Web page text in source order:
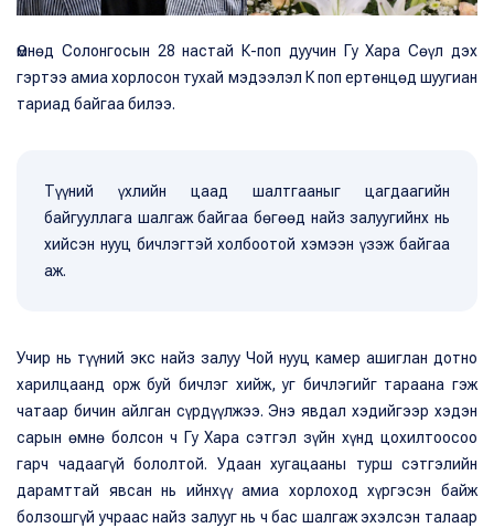
Өмнөд Солонгосын 28 настай К-поп дуучин Гу Хара Сөүл дэх
гэртээ амиа хорлосон тухай мэдээлэл К поп ертөнцөд шуугиан
тариад байгаа билээ.
Түүний үхлийн цаад шалтгааныг цагдаагийн
байгууллага шалгаж байгаа бөгөөд найз залуугийнх нь
хийсэн нууц бичлэгтэй холбоотой хэмээн үзэж байгаа
аж.
Учир нь түүний экс найз залуу Чой нууц камер ашиглан дотно
харилцаанд орж буй бичлэг хийж, уг бичлэгийг тараана гэж
чатаар бичин айлган сүрдүүлжээ. Энэ явдал хэдийгээр хэдэн
сарын өмнө болсон ч Гу Хара сэтгэл зүйн хүнд цохилтоосоо
гарч чадаагүй бололтой. Удаан хугацааны турш сэтгэлийн
дарамттай явсан нь ийнхүү амиа хорлоход хүргэсэн байж
болзошгүй учраас найз залууг нь ч бас шалгаж эхэлсэн талаар